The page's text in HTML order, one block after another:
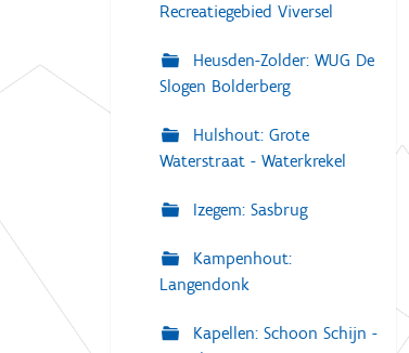
Recreatiegebied Viversel
Heusden-Zolder: WUG De
Slogen Bolderberg
Hulshout: Grote
Waterstraat - Waterkrekel
Izegem: Sasbrug
Kampenhout:
Langendonk
Kapellen: Schoon Schijn -